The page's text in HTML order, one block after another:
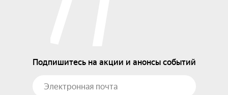
Подпишитесь на акции и анонсы событий